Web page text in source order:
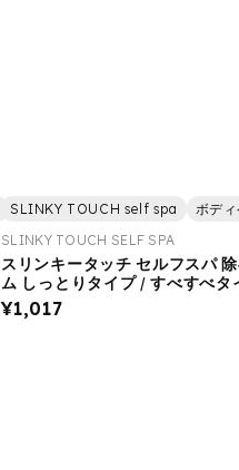
除毛
SLINKY TOUCH self spa ボデ
SLINKY TOUCH SELF SPA
スリンキータッチ セルフスパ
ム しっとりタイプ / すべすべタ
¥1,017